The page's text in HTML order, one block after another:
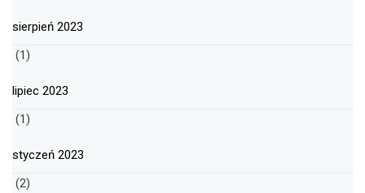
sierpień 2023
(1)
lipiec 2023
(1)
styczeń 2023
(2)